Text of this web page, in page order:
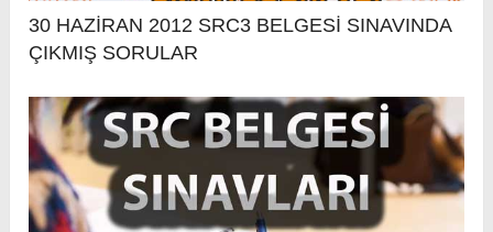
30 HAZİRAN 2012 SRC3 BELGESİ SINAVINDA
ÇIKMIŞ SORULAR